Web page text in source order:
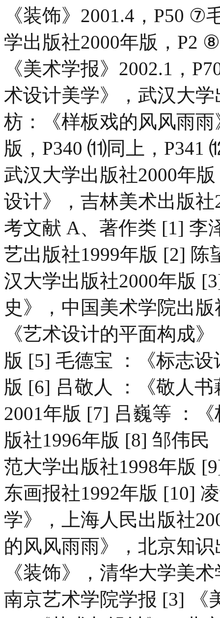
《装饰》2001.4，P50
学出版社2000年版，P2
《美术学报》2002.1，
术设计美学》，武汉大
枋：《样板戏的风风雨
版，P340 ⑾同上，P341
武汉大学出版社2000年
设计》，吉林美术出版
考文献 A、著作类 [1] 李
艺出版社1999年版 [2] 陈
汉大学出版社2000年版
史》，中国美术学院出
《艺术设计的平面构成
版 [5] 毛德宝 ：《标志
版 [6] 吕敬人 ：《敬人
2001年版 [7] 吕巍等 ：
版社1996年版 [8] 邹伟
范大学出版社1998年版
东画报社1992年版 [10]
学》，上海人民出版社
的风风雨雨》，北京知
《装饰》，清华大学美
南京艺术学院学报 [3] 《